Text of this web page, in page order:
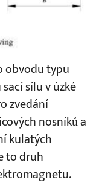
obvodu typu
sílu v úzké
zvedání
nosníků a
kulatých
to druh